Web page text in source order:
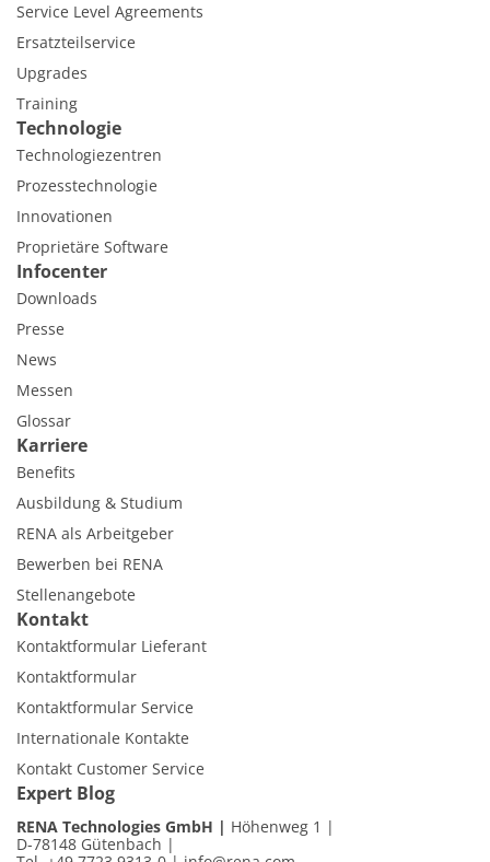
Service Level Agreements
Ersatzteilservice
Upgrades
Training
Technologie
Technologiezentren
Prozesstechnologie
Innovationen
Proprietäre Software
Infocenter
Downloads
Presse
News
Messen
Glossar
Karriere
Benefits
Ausbildung & Studium
RENA als Arbeitgeber
Bewerben bei RENA
Stellenangebote
Kontakt
Kontaktformular Lieferant
Kontaktformular
Kontaktformular Service
Internationale Kontakte
Kontakt Customer Service
Expert Blog
RENA Technologies GmbH
Höhenweg 1
D-78148 Gütenbach